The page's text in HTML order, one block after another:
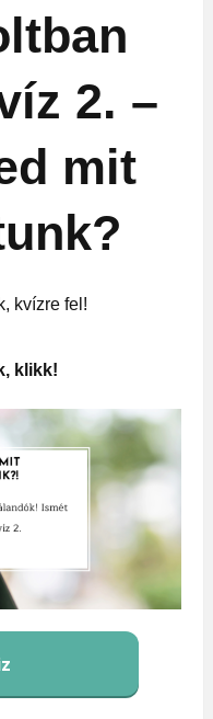
2. –
mit
kvízre fel!
klikk!